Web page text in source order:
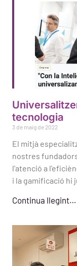
tecnologia
3 de maig de 2022
El mitjà
nostres
l'atenció a
i la gamificació hi
Continua llegint…